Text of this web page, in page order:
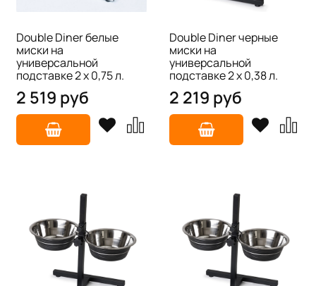
Double Diner белые
миски на
универсальной
подставке 2 х 0,75 л.
2 519 руб
Double Diner черные
миски на
универсальной
подставке 2 х 0,38 л.
2 219 руб